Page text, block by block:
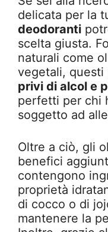
delicata per la
deodoranti
scelta giusta.
naturali come
vegetali, questi
privi di alcol e
perfetti per chi
soggetto ad
Oltre a ciò, gli
benefici
contengono
proprietà
di cocco o di
mantenere la